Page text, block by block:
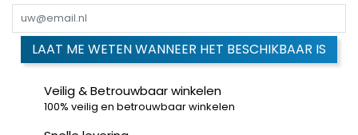
LAAT ME WETEN WANNEER HET BESCHIKBAAR IS
Veilig & Betrouwbaar winkelen
100% veilig en betrouwbaar winkelen